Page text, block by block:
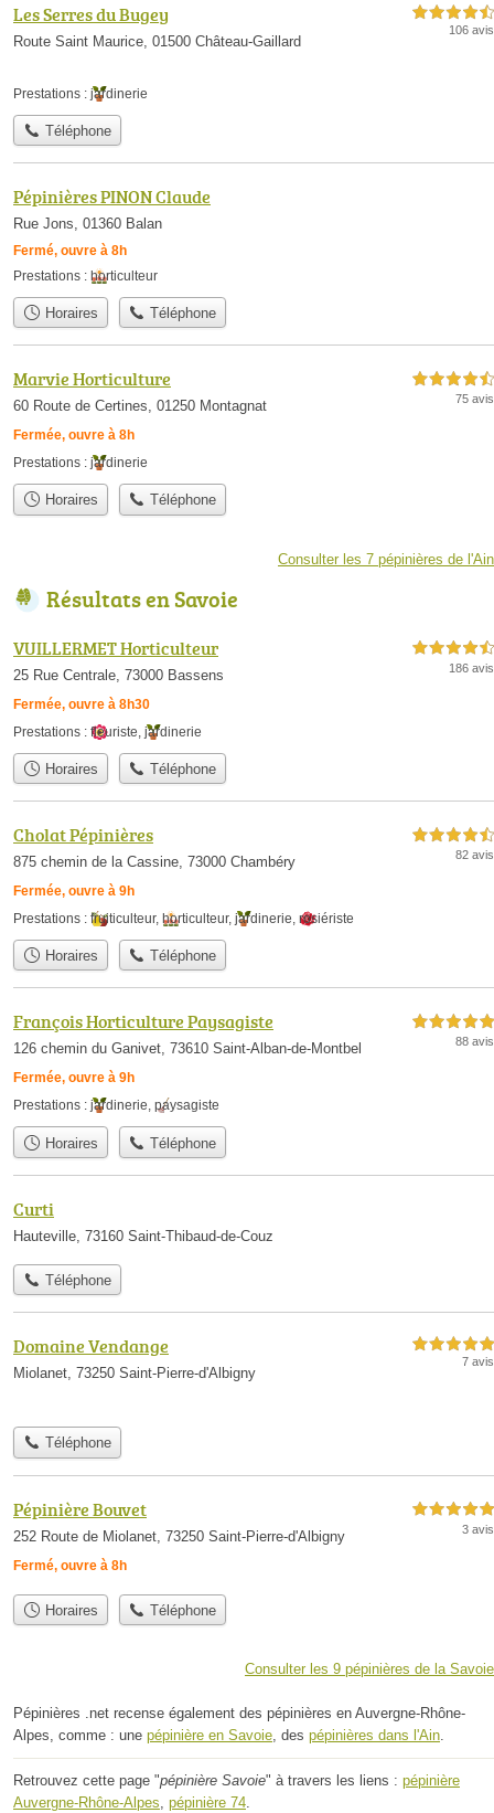
Les Serres du Bugey
Route Saint Maurice, 01500 Château-Gaillard
4,5 étoiles sur 5
106 avis
Prestations : jardinerie
Téléphone
Pépinières PINON Claude
Rue Jons, 01360 Balan
Fermé, ouvre à 8h
Prestations : horticulteur
Horaires Téléphone
Marvie Horticulture
60 Route de Certines, 01250 Montagnat
Fermée, ouvre à 8h
4,5 étoiles sur 5
75 avis
Prestations : jardinerie
Horaires Téléphone
Consulter les 7 pépinières de l'Ain
Résultats en Savoie
VUILLERMET Horticulteur
25 Rue Centrale, 73000 Bassens
Fermée, ouvre à 8h30
4,5 étoiles sur 5
186 avis
Prestations : fleuriste jardinerie
Horaires Téléphone
Cholat Pépinières
875 chemin de la Cassine, 73000 Chambéry
Fermée, ouvre à 9h
4,5 étoiles sur 5
82 avis
Prestations : fruiticulteur, horticulteur, jardinerie, rosiériste
Horaires Téléphone
François Horticulture Paysagiste
126 chemin du Ganivet, 73610 Saint-Alban-de-Montbel
Fermée, ouvre à 9h
5,0 étoiles sur 5
88 avis
Prestations : jardinerie, paysagiste
Horaires Téléphone
Curti
Hauteville, 73160 Saint-Thibaud-de-Couz
Téléphone
Domaine Vendange
Miolanet, 73250 Saint-Pierre-d'Albigny
5,0 étoiles sur 5
7 avis
Téléphone
Pépinière Bouvet
252 Route de Miolanet, 73250 Saint-Pierre-d'Albigny
Fermé, ouvre à 8h
5,0 étoiles sur 5
3 avis
Horaires Téléphone
Consulter les 9 pépinières de la Savoie
Pépinières .net recense également des pépinières en Auvergne-Rhône-
Alpes, comme : une pépinière en Savoie , des pépinières dans l'Ain
Retrouvez cette page "pépinière Savoie" à travers les liens : pépinière
Auvergne-Rhône-Alpes pépinière 74